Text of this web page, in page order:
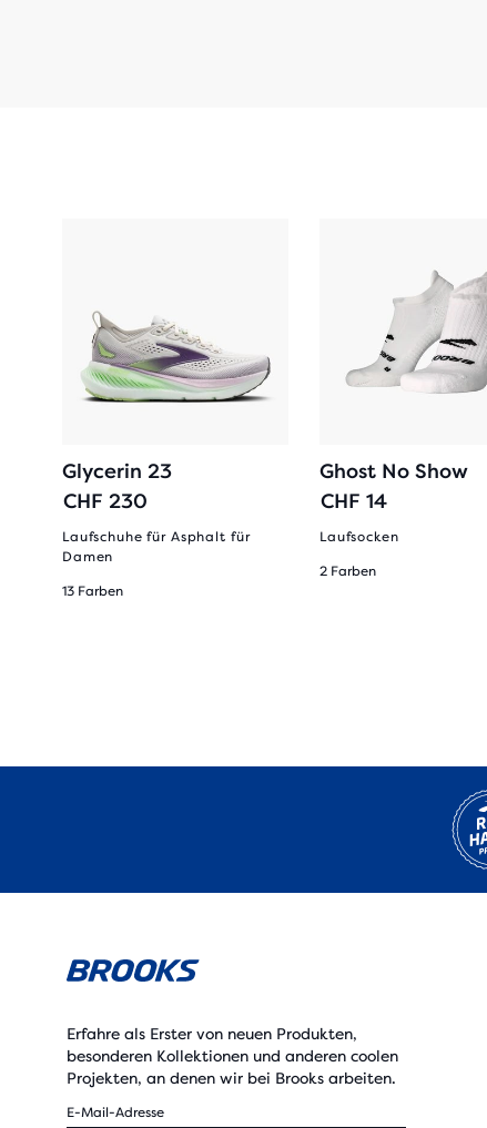
Glycerin 23
CHF 230
Laufschuhe für Asphalt für
Damen
13 Farben
Ghost No Show
CHF 14
Laufsocken
2 Farben
Erfahre als Erster von neuen Produkten,
besonderen Kollektionen und anderen coolen
Projekten, an denen wir bei Brooks arbeiten.
E-Mail-Adresse